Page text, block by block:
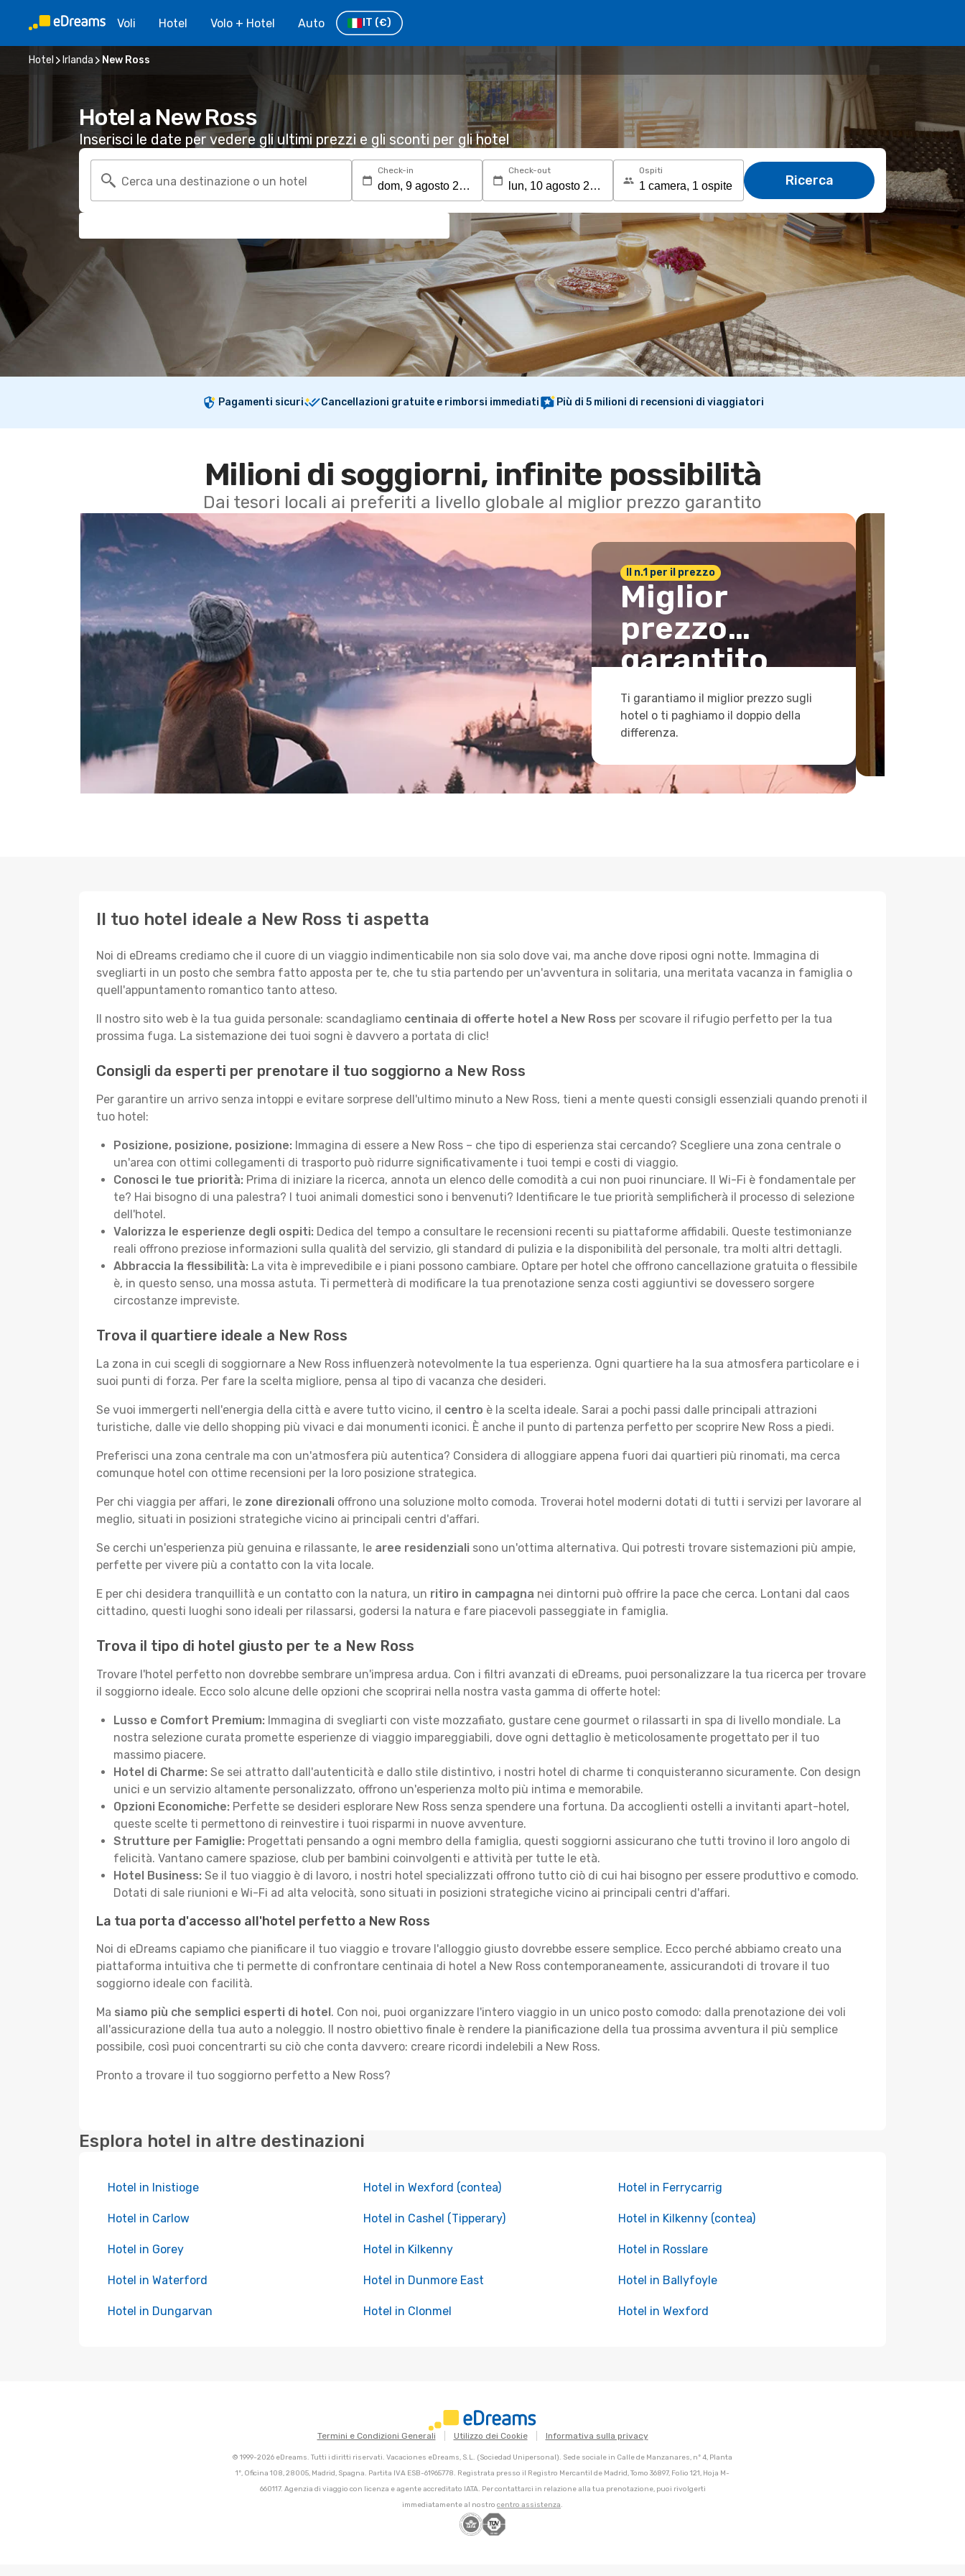
Voli Hotel Volo + Hotel Auto IT (€)
Hotel Irlanda New Ross
Hotel a New Ross
Inserisci le date per vedere gli ultimi prezzi e gli sconti per gli hotel
Cerca una destinazione o un hotel
Check-in Check-out Ospiti
Ricerca
Pagamenti sicuri Cancellazioni gratuite e rimborsi immediati Più di 5 milioni di recensioni di viaggiatori
Milioni di soggiorni, infinite possibilità
Dai tesori locali ai preferiti a livello globale al miglior prezzo garantito
Il n.1 per il prezzo
Miglior
prezzo
garantito
Ti garantiamo il miglior prezzo sugli
hotel o ti paghiamo il doppio della
differenza.
Il tuo hotel ideale a New Ross ti aspetta
Noi di eDreams crediamo che il cuore di un viaggio indimenticabile non sia solo dove vai, ma anche dove riposi ogni notte. Immagina di
svegliarti in un posto che sembra fatto apposta per te, che tu stia partendo per un'avventura in solitaria, una meritata vacanza in famiglia o
quell'appuntamento romantico tanto atteso.
Il nostro sito web è la tua guida personale: scandagliamo centinaia di offerte hotel a New Ross per scovare il rifugio perfetto per la tua
prossima fuga. La sistemazione dei tuoi sogni è davvero a portata di clic!
Consigli da esperti per prenotare il tuo soggiorno a New Ross
Per garantire un arrivo senza intoppi e evitare sorprese dell'ultimo minuto a New Ross, tieni a mente questi consigli essenziali quando prenoti il
tuo hotel:
Posizione, posizione, posizione: Immagina di essere a New Ross – che tipo di esperienza stai cercando? Scegliere una zona centrale o
un'area con ottimi collegamenti di trasporto può ridurre significativamente i tuoi tempi e costi di viaggio.
Conosci le tue priorità: Prima di iniziare la ricerca, annota un elenco delle comodità a cui non puoi rinunciare. Il Wi-Fi è fondamentale per
te? Hai bisogno di una palestra? I tuoi animali domestici sono i benvenuti? Identificare le tue priorità semplificherà il processo di selezione
dell'hotel.
Valorizza le esperienze degli ospiti: Dedica del tempo a consultare le recensioni recenti su piattaforme affidabili. Queste testimonianze
reali offrono preziose informazioni sulla qualità del servizio, gli standard di pulizia e la disponibilità del personale, tra molti altri dettagli.
Abbraccia la flessibilità: La vita è imprevedibile e i piani possono cambiare. Optare per hotel che offrono cancellazione gratuita o flessibile
è, in questo senso, una mossa astuta. Ti permetterà di modificare la tua prenotazione senza costi aggiuntivi se dovessero sorgere
circostanze impreviste.
Trova il quartiere ideale a New Ross
La zona in cui scegli di soggiornare a New Ross influenzerà notevolmente la tua esperienza. Ogni quartiere ha la sua atmosfera particolare e i
suoi punti di forza. Per fare la scelta migliore, pensa al tipo di vacanza che desideri.
Se vuoi immergerti nell'energia della città e avere tutto vicino, il centro è la scelta ideale. Sarai a pochi passi dalle principali attrazioni
turistiche, dalle vie dello shopping più vivaci e dai monumenti iconici. È anche il punto di partenza perfetto per scoprire New Ross a piedi.
Preferisci una zona centrale ma con un'atmosfera più autentica? Considera di alloggiare appena fuori dai quartieri più rinomati, ma cerca
comunque hotel con ottime recensioni per la loro posizione strategica.
Per chi viaggia per affari, le zone direzionali offrono una soluzione molto comoda. Troverai hotel moderni dotati di tutti i servizi per lavorare al
meglio, situati in posizioni strategiche vicino ai principali centri d'affari.
Se cerchi un'esperienza più genuina e rilassante, le aree residenziali sono un'ottima alternativa. Qui potresti trovare sistemazioni più ampie,
perfette per vivere più a contatto con la vita locale.
E per chi desidera tranquillità e un contatto con la natura, un ritiro in campagna nei dintorni può offrire la pace che cerca. Lontani dal caos
cittadino, questi luoghi sono ideali per rilassarsi, godersi la natura e fare piacevoli passeggiate in famiglia.
Trova il tipo di hotel giusto per te a New Ross
Trovare l'hotel perfetto non dovrebbe sembrare un'impresa ardua. Con i filtri avanzati di eDreams, puoi personalizzare la tua ricerca per trovare
il soggiorno ideale. Ecco solo alcune delle opzioni che scoprirai nella nostra vasta gamma di offerte hotel:
Lusso e Comfort Premium: Immagina di svegliarti con viste mozzafiato, gustare cene gourmet o rilassarti in spa di livello mondiale. La
nostra selezione curata promette esperienze di viaggio impareggiabili, dove ogni dettaglio è meticolosamente progettato per il tuo
massimo piacere.
Hotel di Charme: Se sei attratto dall'autenticità e dallo stile distintivo, i nostri hotel di charme ti conquisteranno sicuramente. Con design
unici e un servizio altamente personalizzato, offrono un'esperienza molto più intima e memorabile.
Opzioni Economiche: Perfette se desideri esplorare New Ross senza spendere una fortuna. Da accoglienti ostelli a invitanti apart-hotel,
queste scelte ti permettono di reinvestire i tuoi risparmi in nuove avventure.
Strutture per Famiglie: Progettati pensando a ogni membro della famiglia, questi soggiorni assicurano che tutti trovino il loro angolo di
felicità. Vantano camere spaziose, club per bambini coinvolgenti e attività per tutte le età.
Hotel Business: Se il tuo viaggio è di lavoro, i nostri hotel specializzati offrono tutto ciò di cui hai bisogno per essere produttivo e comodo.
Dotati di sale riunioni e Wi-Fi ad alta velocità, sono situati in posizioni strategiche vicino ai principali centri d'affari.
La tua porta d'accesso all'hotel perfetto a New Ross
Noi di eDreams capiamo che pianificare il tuo viaggio e trovare l'alloggio giusto dovrebbe essere semplice. Ecco perché abbiamo creato una
piattaforma intuitiva che ti permette di confrontare centinaia di hotel a New Ross contemporaneamente, assicurandoti di trovare il tuo
soggiorno ideale con facilità.
Ma siamo più che semplici esperti di hotel. Con noi, puoi organizzare l'intero viaggio in un unico posto comodo: dalla prenotazione dei voli
all'assicurazione della tua auto a noleggio. Il nostro obiettivo finale è rendere la pianificazione della tua prossima avventura il più semplice
possibile, così puoi concentrarti su ciò che conta davvero: creare ricordi indelebili a New Ross.
Pronto a trovare il tuo soggiorno perfetto a New Ross?
Esplora hotel in altre destinazioni
Hotel in Inistioge Hotel in Wexford (contea) Hotel in Ferrycarrig
Hotel in Carlow Hotel in Cashel (Tipperary) Hotel in Kilkenny (contea)
Hotel in Gorey Hotel in Kilkenny Hotel in Rosslare
Hotel in Waterford Hotel in Dunmore East Hotel in Ballyfoyle
Hotel in Dungarvan Hotel in Clonmel Hotel in Wexford
Termini e Condizioni Generali Utilizzo dei Cookie Informativa sulla privacy
© 1999-2026 eDreams. Tutti i diritti riservati. Vacaciones eDreams, S.L. (Sociedad Unipersonal). Sede sociale in Calle de Manzanares, nº 4, Planta
1º, Oficina 108, 28005, Madrid, Spagna. Partita IVA ESB-61965778. Registrata presso il Registro Mercantil de Madrid, Tomo 36897, Folio 121, Hoja M-
660117. Agenzia di viaggio con licenza e agente accreditato IATA. Per contattarci in relazione alla tua prenotazione, puoi rivolgerti
immediatamente al nostro centro assistenza.